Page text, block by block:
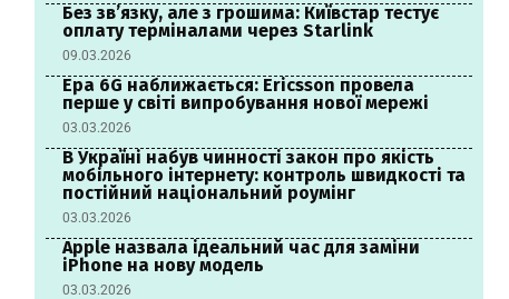
Без зв’язку, але з грошима: Київстар тестує
оплату терміналами через Starlink
09.03.2026
Ера 6G наближається: Ericsson провела
перше у світі випробування нової мережі
03.03.2026
В Україні набув чинності закон про якість
мобільного інтернету: контроль швидкості та
постійний національний роумінг
03.03.2026
Apple назвала ідеальний час для заміни
iPhone на нову модель
03.03.2026